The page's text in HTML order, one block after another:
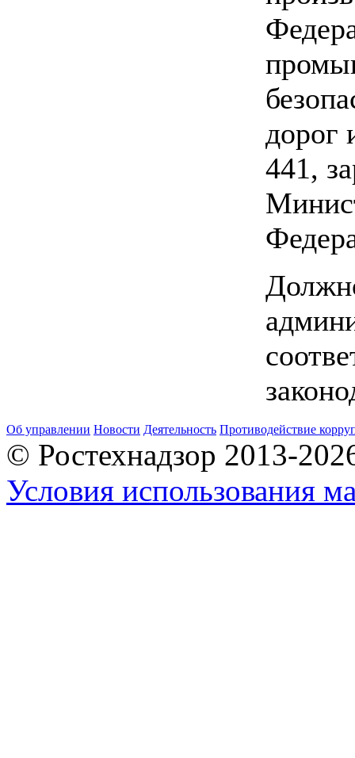
дорог
441,
Об управлении Новости Деятельность Противодействие
© Ростехнадзор 2013-
Условия использования